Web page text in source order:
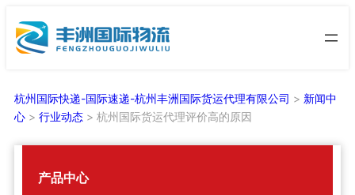
至
杭州国际快递-国际速递-杭州丰洲国际货运代理有限公司 > 新闻中
心 > 行业动态 > 杭州国际货运代理评价高的原因
产品中心